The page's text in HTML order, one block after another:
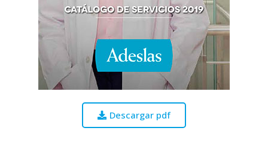
Descargar pdf